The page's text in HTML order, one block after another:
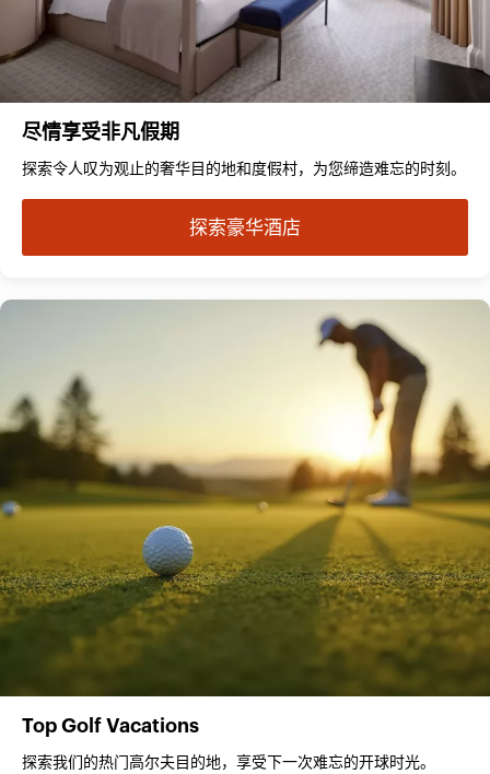
尽情享受非凡假期
探索令人叹为观止的奢华目的地和度假村，为您缔造难忘的时刻。
探索豪华酒店
Top Golf Vacations
探索我们的热门高尔夫目的地，享受下一次难忘的开球时光。